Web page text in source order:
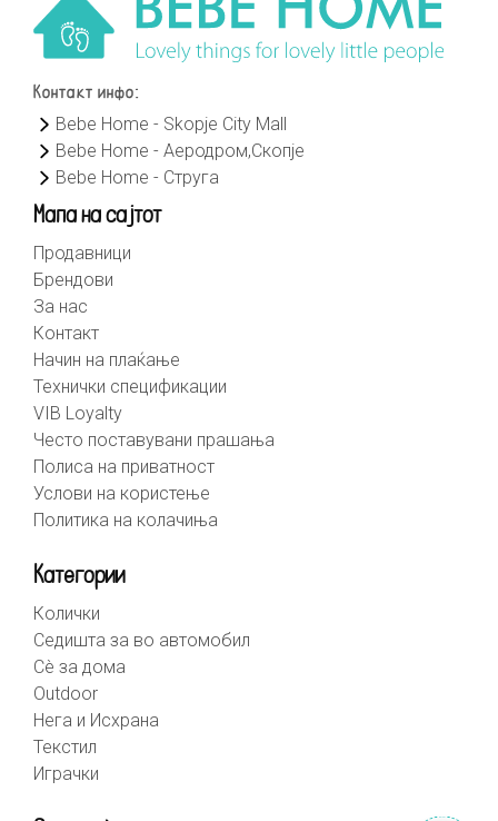
Контакт инфо:
Bebe Home - Skopje City Mall
Bebe Home - Аеродром,Скопје
Bebe Home - Струга
Мапа на сајтот
Продавници
Брендови
За нас
Контакт
Начин на плаќање
Технички спецификации
VIB Loyalty
Често поставувани прашања
Полиса на приватност
Услови на користење
Политика на колачиња
Категории
Колички
Седишта за во автомобил
Сè за дома
Outdoor
Нега и Исхрана
Текстил
Играчки